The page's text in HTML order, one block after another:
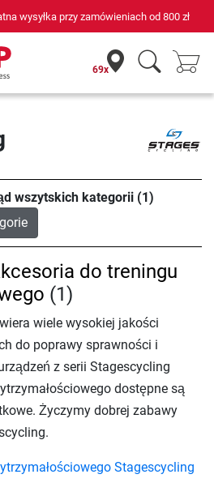
wysyłka przy zamówieniach od 800 zł
69x
wszytskich kategorii (1)
do treningu
(1)
wiele wysokiej jakości
do poprawy sprawności i
z serii Stagescycling
dostępne są
Życzymy dobrej zabawy
Stagescycling